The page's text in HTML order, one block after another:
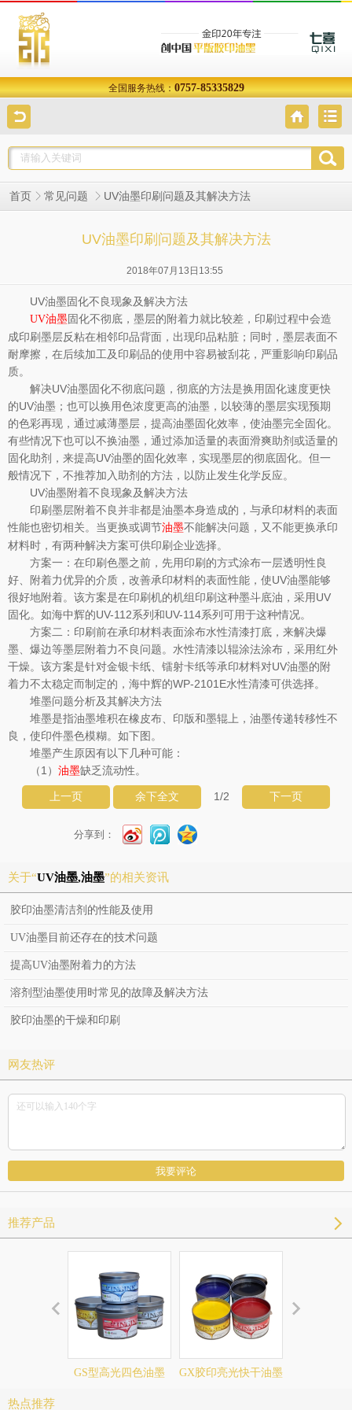
全国服务热线：0757-85335829
首页 常见问题 UV油墨印刷问题及其解决方法
UV油墨印刷问题及其解决方法
2018年07月13日13:55
UV油墨固化不良现象及解决方法
UV油墨固化不彻底，墨层的附着力就比较差，印刷过程中会造
成印刷墨层反粘在相邻印品背面，出现印品粘脏；同时，墨层表面不
耐摩擦，在后续加工及印刷品的使用中容易被刮花，严重影响印刷品
质。
解决UV油墨固化不彻底问题，彻底的方法是换用固化速度更快
的UV油墨；也可以换用色浓度更高的油墨，以较薄的墨层实现预期
的色彩再现，通过减薄墨层，提高油墨固化效率，使油墨完全固化。
有些情况下也可以不换油墨，通过添加适量的表面滑爽助剂或适量的
固化助剂，来提高UV油墨的固化效率，实现墨层的彻底固化。但一
般情况下，不推荐加入助剂的方法，以防止发生化学反应。
UV油墨附着不良现象及解决方法
印刷墨层附着不良并非都是油墨本身造成的，与承印材料的表面
性能也密切相关。当更换或调节油墨不能解决问题，又不能更换承印
材料时，有两种解决方案可供印刷企业选择。
方案一：在印刷色墨之前，先用印刷的方式涂布一层透明性良
好、附着力优异的介质，改善承印材料的表面性能，使UV油墨能够
很好地附着。该方案是在印刷机的机组印刷这种墨斗底油，采用UV
固化。如海中辉的UV-112系列和UV-114系列可用于这种情况。
方案二：印刷前在承印材料表面涂布水性清漆打底，来解决爆
墨、爆边等墨层附着力不良问题。水性清漆以辊涂法涂布，采用红外
干燥。该方案是针对金银卡纸、镭射卡纸等承印材料对UV油墨的附
着力不太稳定而制定的，海中辉的WP-2101E水性清漆可供选择。
堆墨问题分析及其解决方法
堆墨是指油墨堆积在橡皮布、印版和墨辊上，油墨传递转移性不
良，使印件墨色模糊。如下图。
堆墨产生原因有以下几种可能：
（1） 油墨缺乏流动性。
上一页 余下全文 1/2 下一页
分享到：
关于“UV油墨,油墨”的相关资讯
胶印油墨清洁剂的性能及使用
UV油墨目前还存在的技术问题
提高UV油墨附着力的方法
溶剂型油墨使用时常见的故障及解决方法
胶印油墨的干燥和印刷
网友热评
推荐产品
GS型高光四色油墨 GX胶印亮光快干油墨
热点推荐